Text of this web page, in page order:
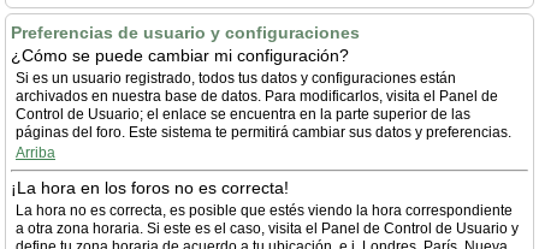
Preferencias de usuario y configuraciones
¿Cómo se puede cambiar mi configuración?
Si es un usuario registrado, todos tus datos y configuraciones están
archivados en nuestra base de datos. Para modificarlos, visita el Panel de
Control de Usuario; el enlace se encuentra en la parte superior de las
páginas del foro. Este sistema te permitirá cambiar sus datos y preferencias.
Arriba
¡La hora en los foros no es correcta!
La hora no es correcta, es posible que estés viendo la hora correspondiente
a otra zona horaria. Si este es el caso, visita el Panel de Control de Usuario y